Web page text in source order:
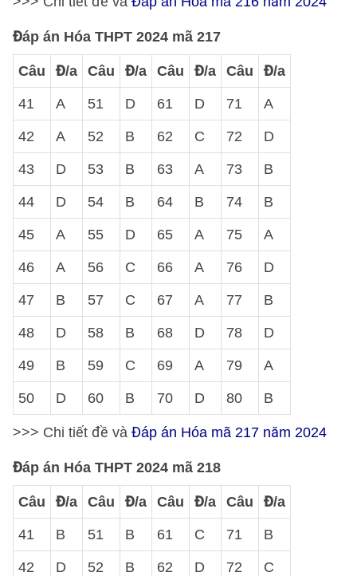
Đáp án Hóa THPT 2024 mã 217
Câu Đ/a Câu Đ/a Câu Đ/a Câu Đ/a
41 A 51 D 61 D 71 A
42 A 52 B 62 C 72 D
43 D 53 B 63 A 73 B
44 D 54 B 64 B 74 B
45 A 55 D 65 A 75 A
46 A 56 C 66 A 76 D
47 B 57 C 67 A 77 B
48 D 58 B 68 D 78 D
49 B 59 C 69 A 79 A
50 D 60 B 70 D 80 B
>>> Chi tiết đề và Đáp án Hóa mã 217 năm 2024
Đáp án Hóa THPT 2024 mã 218
Câu Đ/a Câu Đ/a Câu Đ/a Câu Đ/a
41 B 51 B 61 C 71 B
42 D 52 B 62 D 72 C